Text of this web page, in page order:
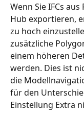
Wenn Sie IFCs
Hub exportieren,
zu hoch
zusätzliche
einem höheren
werden. Dies ist
die
für den
Einstellung Extra